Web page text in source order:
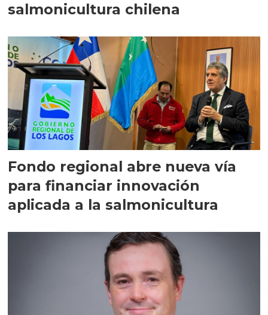
salmonicultura chilena
Fondo regional abre nueva vía
para financiar innovación
aplicada a la salmonicultura